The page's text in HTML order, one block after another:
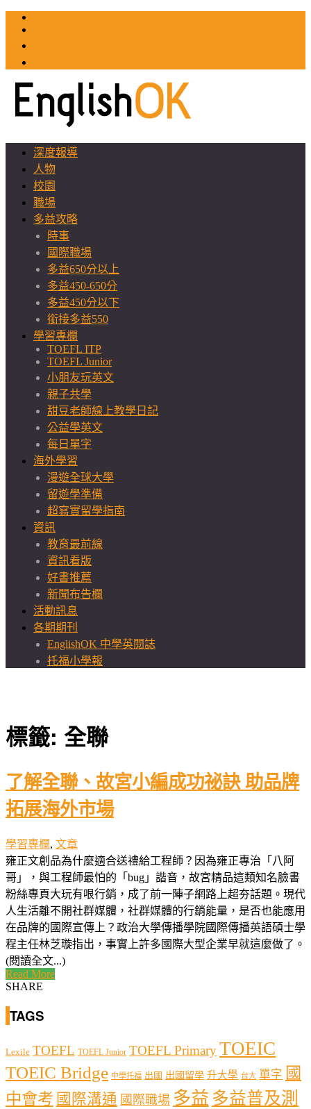
深度報導
人物
校園
職場
多益攻略
時事
國際職場
多益650分以上
多益450-650分
多益450分以下
銜接多益550
學習專欄
TOEFL ITP
TOEFL Junior
小朋友玩英文
親子共學
甜豆老師線上教學日記
公益學英文
每日單字
海外學習
漫遊全球大學
留遊學準備
超寫實留學指南
資訊
教育最前線
資訊看版
好書推薦
新聞布告欄
活動訊息
各期期刊
EnglishOK 中學英閱誌
托福小學報
標籤: 全聯
了解全聯、故宮小編成功祕訣 助品牌
拓展海外市場
學習專欄, 文章
雍正文創品為什麼適合送禮給工程師？因為雍正專治「八阿
哥」，與工程師最怕的「bug」諧音，故宮精品這類知名臉書
粉絲專頁大玩有哏行銷，成了前一陣子網路上超夯話題。現代
人生活離不開社群媒體，社群媒體的行銷能量，是否也能應用
在品牌的國際宣傳上？政治大學傳播學院國際傳播英語碩士學
程主任林芝璇指出，事實上許多國際大型企業早就這麼做了。
(閱讀全文...)
Read More
SHARE
TAGS
Lexile TOEFL TOEFL Junior TOEFL PrimaryTOEIC
TOEIC Bridge 中學托福 出國 出國留學 升大學 台大 單字 國
中會考 國際溝通 國際職場 多益 多益普及測